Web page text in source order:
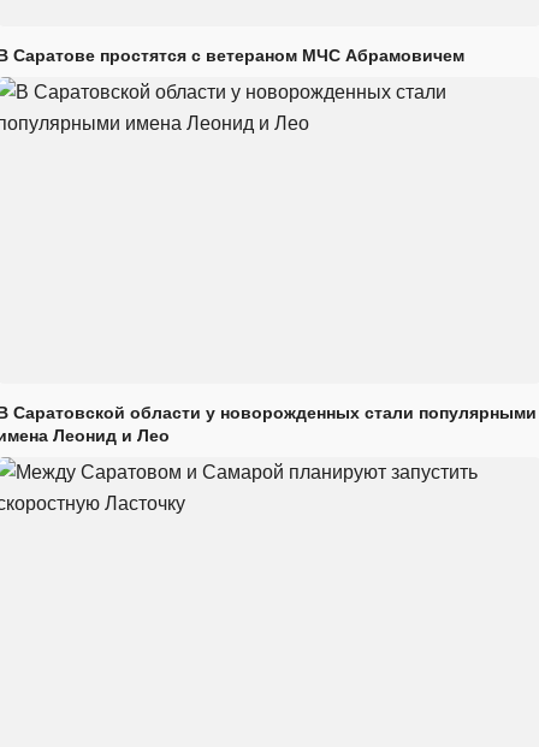
Саратове простятся с ветераном МЧС Абрамовичем
Саратовской области у новорожденных стали популярными
Леонид и Лео